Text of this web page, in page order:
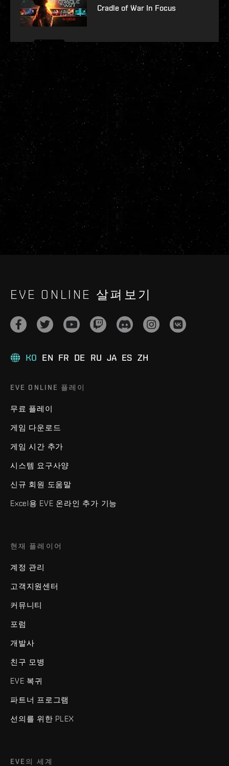
Cradle of War In Focus
EVE ONLINE 살펴보기
KO EN FR DE RU JA ES ZH
EVE ONLINE 플레이
무료 플레이
게임 다운로드
게임 시간 추가
시스템 요구사양
신규 회원 도움말
Excel용 EVE 온라인 추가 기능
현재 플레이어
계정 관리
고객지원센터
커뮤니티
포럼
개발사
친구 모병
EVE 복귀
파트너 프로그램
선의를 위한 PLEX
EVE의 세계